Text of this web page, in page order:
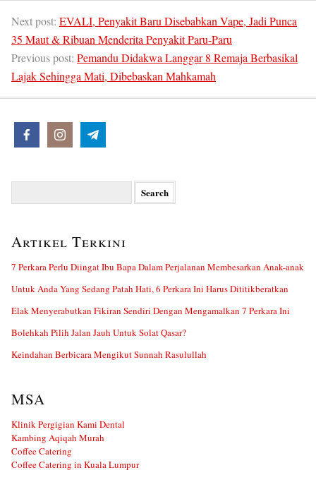
Next post: EVALI, Penyakit Baru Disebabkan Vape, Jadi Punca
35 Maut & Ribuan Menderita Penyakit Paru-Paru
Previous post: Pemandu Didakwa Langgar 8 Remaja Berbasikal
Lajak Sehingga Mati, Dibebaskan Mahkamah
Artikel Terkini
7 Perkara Perlu Diingat Ibu Bapa Dalam Perjalanan Membesarkan Anak-anak
Untuk Anda Yang Sedang Patah Hati, 6 Perkara Ini Harus Dititikberatkan
Elak Menyerabutkan Fikiran Sendiri Dengan Mengamalkan 7 Perkara Ini
Bolehkah Pilih Jalan Jauh Untuk Solat Qasar?
Keindahan Berbicara Mengikut Sunnah Rasulullah
MSA
Klinik Pergigian Kami Dental
Kambing Aqiqah Murah
Coffee Catering
Coffee Catering in Kuala Lumpur